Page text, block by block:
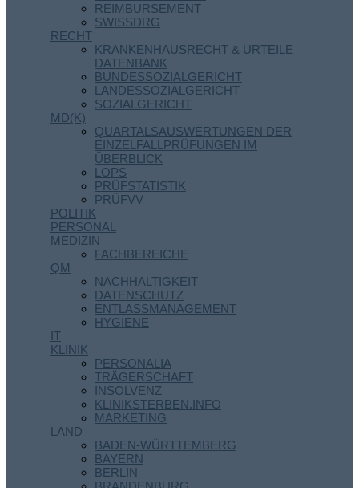
REIMBURSEMENT
SWISSDRG
RECHT
KRANKENHAUSRECHT & URTEILE
DATENBANK
BUNDESSOZIALGERICHT
LANDESSOZIALGERICHT
SOZIALGERICHT
MD(K)
QUARTALSAUSWERTUNGEN DER
EINZELFALLPRÜFUNGEN IM
ÜBERBLICK
LOPS
PRÜFSTATISTIK
PRÜFVV
POLITIK
PERSONAL
MEDIZIN
FACHBEREICHE
QM
NACHHALTIGKEIT
DATENSCHUTZ
ENTLASSMANAGEMENT
HYGIENE
IT
KLINIK
PERSONALIA
TRÄGERSCHAFT
INSOLVENZ
KLINIKSTERBEN.INFO
MARKETING
LAND
BADEN-WÜRTTEMBERG
BAYERN
BERLIN